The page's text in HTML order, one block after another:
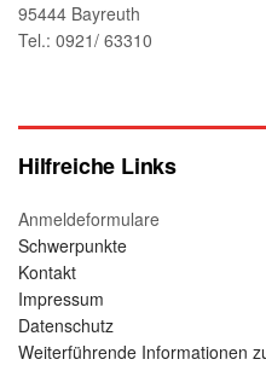
95444 Bayreuth
Tel.: 0921/ 63310
Hilfreiche Links
Anmeldeformulare
Schwerpunkte
Kontakt
Impressum
Datenschutz
Weiterführende Informationen